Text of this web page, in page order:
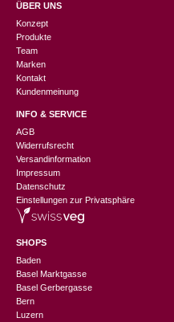
ÜBER UNS
Konzept
Produkte
Team
Marken
Kontakt
Kundenmeinung
INFO & SERVICE
AGB
Widerrufsrecht
Versandinformation
Impressum
Datenschutz
Einstellungen zur Privatsphäre
SHOPS
Baden
Basel Marktgasse
Basel Gerbergasse
Bern
Luzern